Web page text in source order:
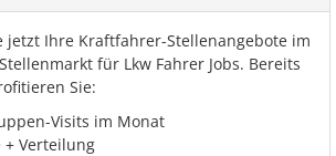
jetzt Ihre Kraftfahrer-Stellenangebote im
für Lkw Fahrer Jobs. Bereits
Sie:
Visits im Monat
Verteilung